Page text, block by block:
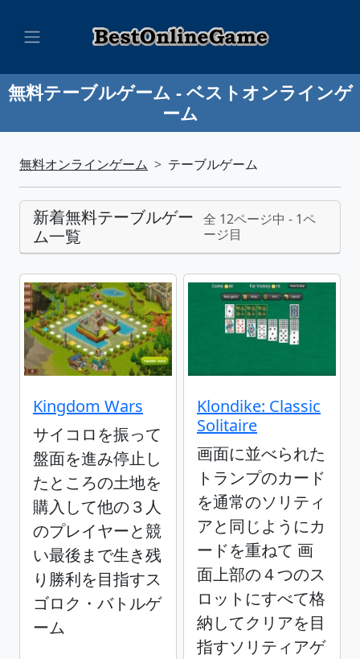
無料テーブルゲーム - ベストオンラインゲ
ーム
無料オンラインゲーム テーブルゲーム
新着無料テーブルゲー
ム一覧
全 12ページ中 - 1ペ
ージ目
Kingdom Wars
サイコロを振って
盤面を進み停止し
たところの土地を
購入して他の３人
のプレイヤーと競
い最後まで生き残
り勝利を目指すス
ゴロク・バトルゲ
ーム
Klondike: Classic
Solitaire
画面に並べられた
トランプのカード
を通常のソリティ
アと同じようにカ
ードを重ねて 画
面上部の４つのス
ロットにすべて格
納してクリアを目
指すソリティアゲ